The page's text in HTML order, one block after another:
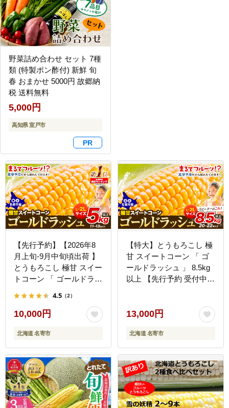
野菜詰め合わせ セット 7種
類 (特製ポン酢付) 新鮮 旬
春 おまかせ 5000円 故郷納
税 送料無料
5,000円
高知県 室戸市
【先行予約】【2026年8
月上旬-9月中旬頃出荷 】
とうもろこし 極甘 スイー
トコーン 「 ゴールドラッ
本 特大 サイズ --
nayoro_loc_31_5k_hp---
4.5 （2）
10,000円
北海道 名寄市
【特大】とうもろこし 極
甘 スイートコーン 「 ゴ
ールドラッシュ 」 8.5kg
以上 【先行予約 受付中】
甘 スイートコーン 「 ゴ
ールドラッシュ 」 特大
北海道20～22本 特大 サ
イズ北海道 朝採れ 真空予
コシ ギフト お中元 野
菜 コーン---
nayoro_loc_32_8500g_hp-
--
13,000円
北海道 名寄市